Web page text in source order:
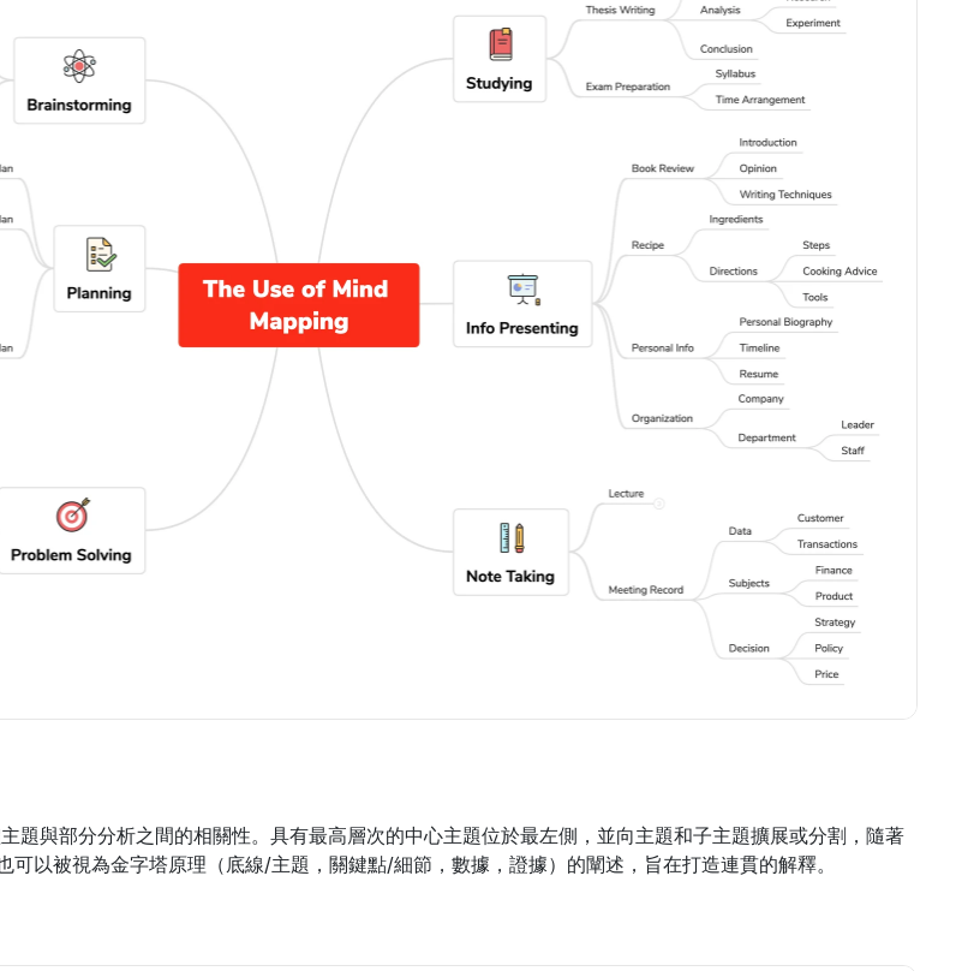
題與部分分析之間的相關性。具有最高層次的中心主題位於最左側，並向主題和子主題擴展或分割，隨著
可以被視為金字塔原理（底線/主題，關鍵點/細節，數據，證據）的闡述，旨在打造連貫的解釋。